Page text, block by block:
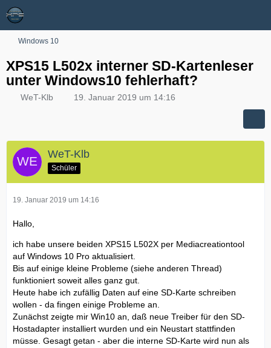
Windows 10
XPS15 L502x interner SD-Kartenleser
unter Windows10 fehlerhaft?
WeT-Klb 19. Januar 2019 um 14:16
WeT-Klb
Schüler
19. Januar 2019 um 14:16
Hallo,
ich habe unsere beiden XPS15 L502X per Mediacreationtool
auf Windows 10 Pro aktualisiert.
Bis auf einige kleine Probleme (siehe anderen Thread)
funktioniert soweit alles ganz gut.
Heute habe ich zufällig Daten auf eine SD-Karte schreiben
wollen - da fingen einige Probleme an.
Zunächst zeigte mir Win10 an, daß neue Treiber für den SD-
Hostadapter installiert wurden und ein Neustart stattfinden
müsse. Gesagt getan - aber die interne SD-Karte wird nun als